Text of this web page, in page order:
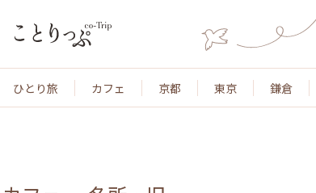
ひとり旅 カフェ 京都 東京 鎌倉